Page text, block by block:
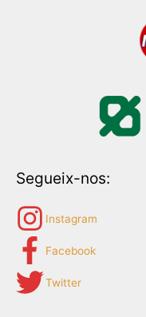
Segueix-nos:
Instagram
Facebook
Twitter